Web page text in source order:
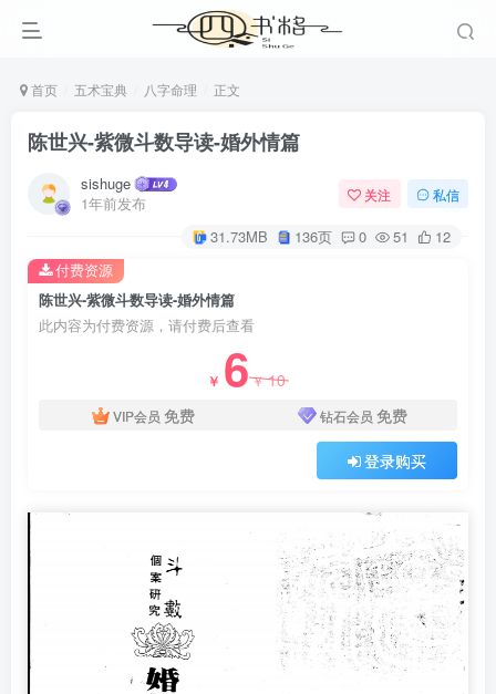
首页 五术宝典 八字命理 正文
陈世兴-紫微斗数导读-婚外情篇
sishuge
1年前发布
关注 私信
31.73MB 136页 0 51 12
陈世兴-紫微斗数导读-婚外情篇
此内容为付费资源，请付费后查看
￥ 6￥10
VIP会员 免费 钻石会员 免费
登录购买
付费资源